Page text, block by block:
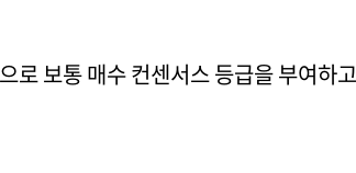
로 보통 매수 컨센서스 등급을 부여하